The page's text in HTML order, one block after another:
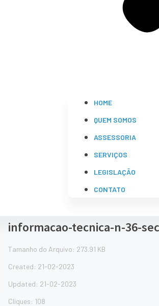
HOME
QUEM SOMOS
ASSESSORIA
SERVIÇOS
LEGISLAÇÃO
CONTATO
informacao-tecnica-n-36-
Tamanho do Arquivo: 273.91 KB
Created: 21-02-2023
Updated: 21-02-2023
Cliques: 108